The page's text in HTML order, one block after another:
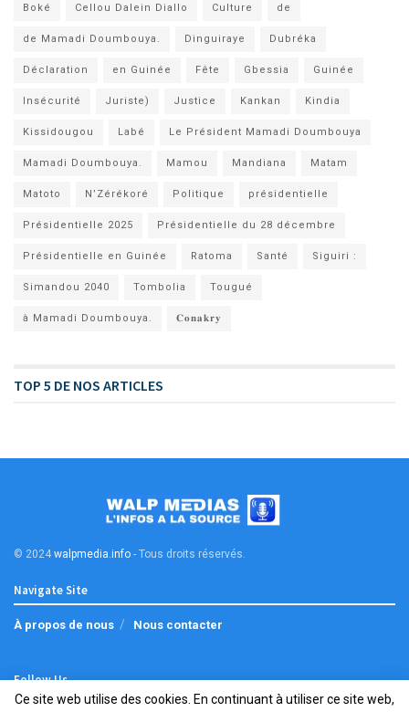
Boké Cellou Dalein Diallo Culture de
de Mamadi Doumbouya. Dinguiraye Dubréka
Déclaration en Guinée Fête Gbessia Guinée
Insécurité Juriste) Justice Kankan Kindia
Kissidougou Labé Le Président Mamadi Doumbouya
Mamadi Doumbouya. Mamou Mandiana Matam
Matoto N’Zérékoré Politique présidentielle
Présidentielle 2025 Présidentielle du 28 décembre
Présidentielle en Guinée Ratoma Santé Siguiri :
Simandou 2040 Tombolia Tougué
à Mamadi Doumbouya. 𝐂𝐨𝐧𝐚𝐤𝐫𝐲
TOP 5 DE NOS ARTICLES
© 2024 walpmedia.info - Tous droits réservés.
Navigate Site
À propos de nous Nous contacter
Follow Us
Ce site web utilise des cookies. En continuant à utiliser ce site web,